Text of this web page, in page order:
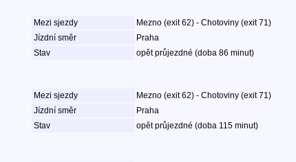
Mezi sjezdy
Mezno (exit 62) - Chotoviny (exit 71)
Jízdní směr
Praha
Stav opět průjezdné (doba 86 minut)
Mezi sjezdy
Mezno (exit 62) - Chotoviny (exit 71)
Jízdní směr
Praha
Stav opět průjezdné (doba 115 minut)